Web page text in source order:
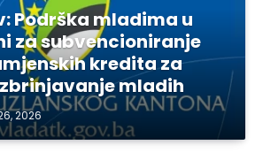
Podrška mladima u
za subvencioniranje
kredita za
mladih
2026